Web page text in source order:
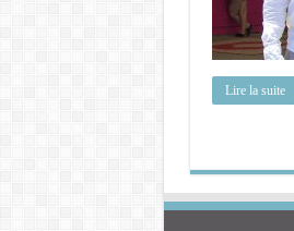
Lire la suite